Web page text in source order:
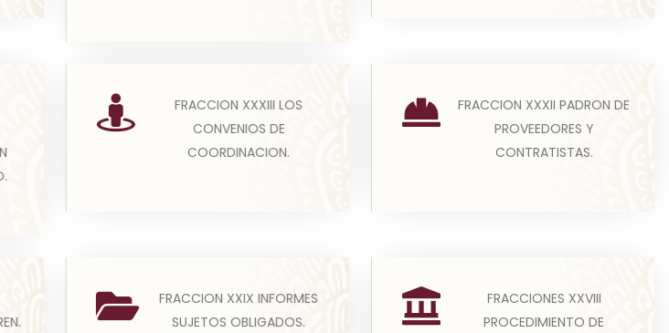
FRACCION XXXIII LOS
CONVENIOS DE
COORDINACION.
Los convenios de coordinación
de concertación con los sectores
social y privado. Todo...
FRACCION XXXII PADRON DE
PROVEEDORES Y
CONTRATISTAS.
En cumplimiento a la presente
fracción, los sujetos obligados
deberán publicar un pad...
FRACCION XXIX INFORMES
SUJETOS OBLIGADOS.
fracción los sujetos obligados
FRACCIONES XXVIII
PROCEDIMIENTO DE
(A) La información sobre los
resultados sobre procedimientos